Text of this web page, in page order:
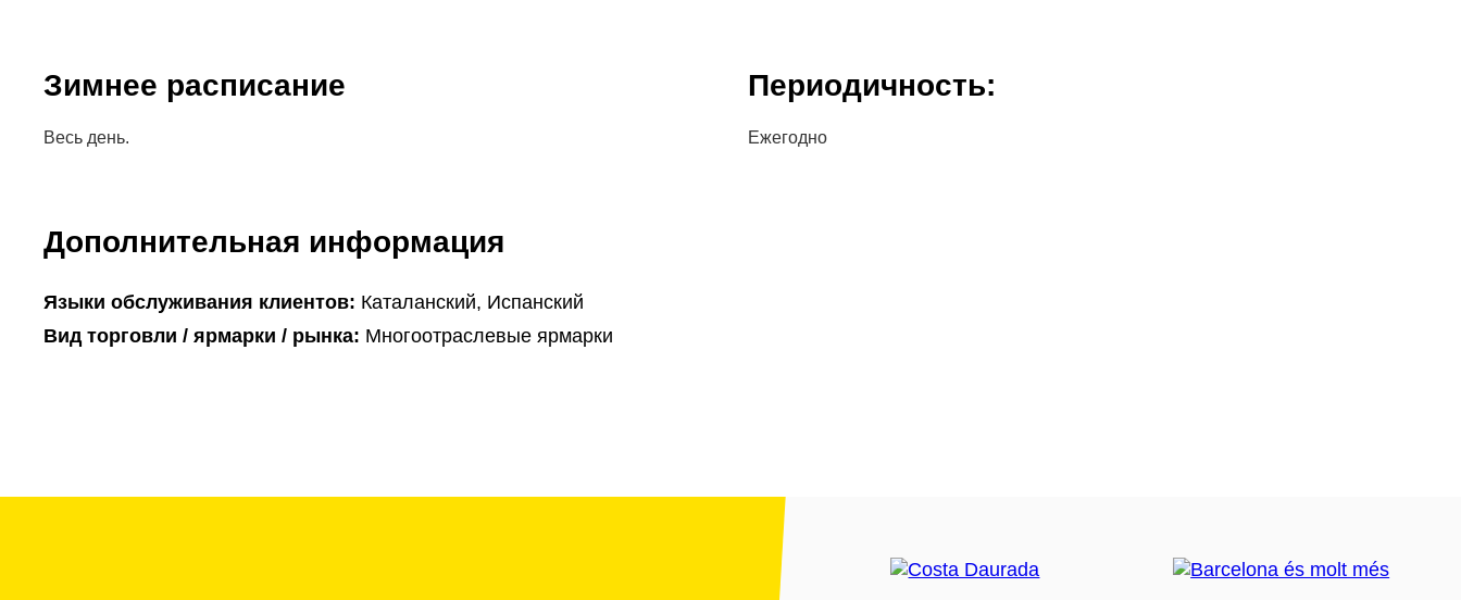
Зимнее расписание
Весь день.
Периодичность:
Ежегодно
Дополнительная информация
Языки обслуживания клиентов: Каталанский, Испанский
Вид торговли / ярмарки / рынка: Многоотраслевые ярмарки